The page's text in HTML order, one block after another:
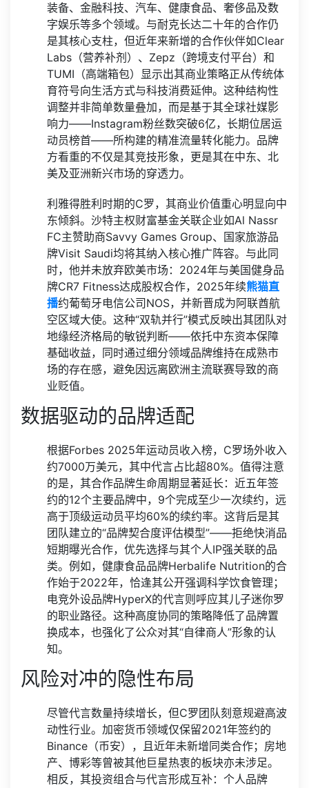
装备、金融科技、汽车、健康食品、奢侈品及数
字娱乐等多个领域。与耐克长达二十年的合作仍
是其核心支柱，但近年来新增的合作伙伴如Clear
Labs（营养补剂）、Zepz（跨境支付平台）和
TUMI（高端箱包）显示出其商业策略正从传统体
育符号向生活方式与科技消费延伸。这种结构性
调整并非简单数量叠加，而是基于其全球社媒影
响力——Instagram粉丝数突破6亿，长期位居运
动员榜首——所构建的精准流量转化能力。品牌
方看重的不仅是其竞技形象，更是其在中东、北
美及亚洲新兴市场的穿透力。
利雅得胜利时期的C罗，其商业价值重心明显向中
东倾斜。沙特主权财富基金关联企业如Al Nassr
FC主赞助商Savvy Games Group、国家旅游品
牌Visit Saudi均将其纳入核心推广阵容。与此同
时，他并未放弃欧美市场：2024年与美国健身品
牌CR7 Fitness达成股权合作，2025年续熊猫直
播约葡萄牙电信公司NOS，并新晋成为阿联酋航
空区域大使。这种“双轨并行”模式反映出其团队对
地缘经济格局的敏锐判断——依托中东资本保障
基础收益，同时通过细分领域品牌维持在成熟市
场的存在感，避免因远离欧洲主流联赛导致的商
业贬值。
数据驱动的品牌适配
根据Forbes 2025年运动员收入榜，C罗场外收入
约7000万美元，其中代言占比超80%。值得注意
的是，其合作品牌生命周期显著延长：近五年签
约的12个主要品牌中，9个完成至少一次续约，远
高于顶级运动员平均60%的续约率。这背后是其
团队建立的“品牌契合度评估模型”——拒绝快消品
短期曝光合作，优先选择与其个人IP强关联的品
类。例如，健康食品品牌Herbalife Nutrition的合
作始于2022年，恰逢其公开强调科学饮食管理；
电竞外设品牌HyperX的代言则呼应其儿子迷你罗
的职业路径。这种高度协同的策略降低了品牌置
换成本，也强化了公众对其“自律商人”形象的认
知。
风险对冲的隐性布局
尽管代言数量持续增长，但C罗团队刻意规避高波
动性行业。加密货币领域仅保留2021年签约的
Binance（币安），且近年未新增同类合作；房地
产、博彩等曾被其他巨星热衷的板块亦未涉足。
相反，其投资组合与代言形成互补：个人品牌